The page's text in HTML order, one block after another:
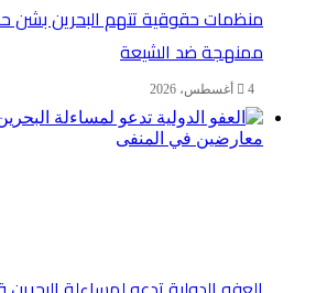
منظمات حقوقية تتهم البحرين بشن
ممنهجة ضد الشيعة
4 أغسطس، 2026